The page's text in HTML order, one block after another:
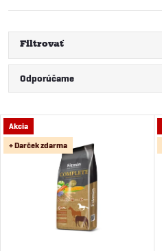
Filtrovať
R
a
d
Odporúčame
Najdrahšie
Najpredávanejšie
Abecedne
V
Akcia
+ Darček zdarma